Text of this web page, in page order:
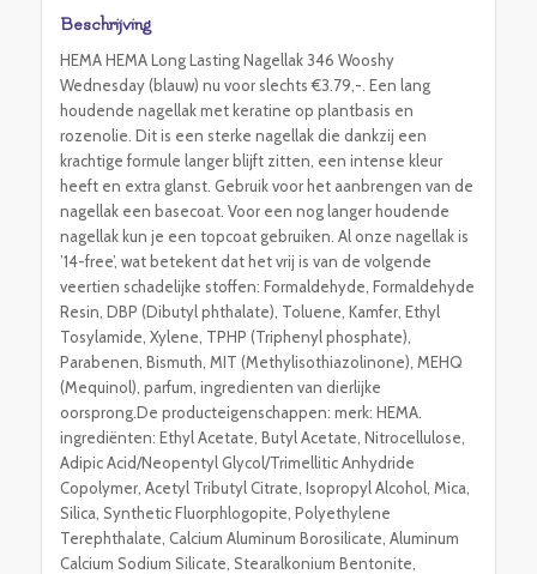
Beschrijving
HEMA HEMA Long Lasting Nagellak 346 Wooshy
Wednesday (blauw) nu voor slechts €3.79,-. Een lang
houdende nagellak met keratine op plantbasis en
rozenolie. Dit is een sterke nagellak die dankzij een
krachtige formule langer blijft zitten, een intense kleur
heeft en extra glanst. Gebruik voor het aanbrengen van de
nagellak een basecoat. Voor een nog langer houdende
nagellak kun je een topcoat gebruiken. Al onze nagellak is
’14-free’, wat betekent dat het vrij is van de volgende
veertien schadelijke stoffen: Formaldehyde, Formaldehyde
Resin, DBP (Dibutyl phthalate), Toluene, Kamfer, Ethyl
Tosylamide, Xylene, TPHP (Triphenyl phosphate),
Parabenen, Bismuth, MIT (Methylisothiazolinone), MEHQ
(Mequinol), parfum, ingredienten van dierlijke
oorsprong.De producteigenschappen: merk: HEMA.
ingrediënten: Ethyl Acetate, Butyl Acetate, Nitrocellulose,
Adipic Acid/Neopentyl Glycol/Trimellitic Anhydride
Copolymer, Acetyl Tributyl Citrate, Isopropyl Alcohol, Mica,
Silica, Synthetic Fluorphlogopite, Polyethylene
Terephthalate, Calcium Aluminum Borosilicate, Aluminum
Calcium Sodium Silicate, Stearalkonium Bentonite,